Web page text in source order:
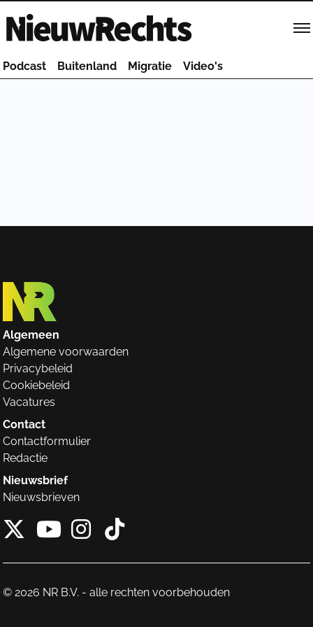
Homepage van NieuwRechts
Podcast Buitenland Migratie Video's
Algemeen
Algemene voorwaarden
Privacybeleid
Cookiebeleid
Vacatures
Contact
Contactformulier
Redactie
Nieuwsbrief
Nieuwsbrieven
X van NieuwRechts
Instagram van
Tiktok van
© 2026 NR B.V. - alle rechten voorbehouden